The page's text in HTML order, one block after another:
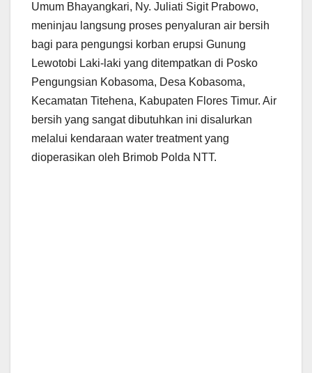
Umum Bhayangkari, Ny. Juliati Sigit Prabowo,
meninjau langsung proses penyaluran air bersih
bagi para pengungsi korban erupsi Gunung
Lewotobi Laki-laki yang ditempatkan di Posko
Pengungsian Kobasoma, Desa Kobasoma,
Kecamatan Titehena, Kabupaten Flores Timur. Air
bersih yang sangat dibutuhkan ini disalurkan
melalui kendaraan water treatment yang
dioperasikan oleh Brimob Polda NTT.